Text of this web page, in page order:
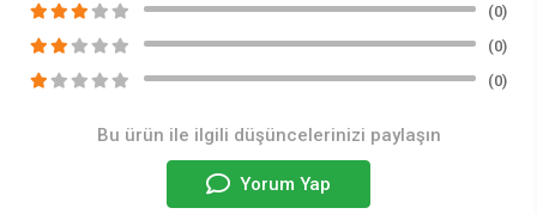
(0)
(0)
(0)
Bu ürün ile ilgili düşüncelerinizi paylaşın
Yorum Yap